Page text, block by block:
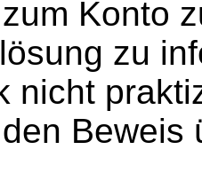
Konto
zu
nicht
Beweis